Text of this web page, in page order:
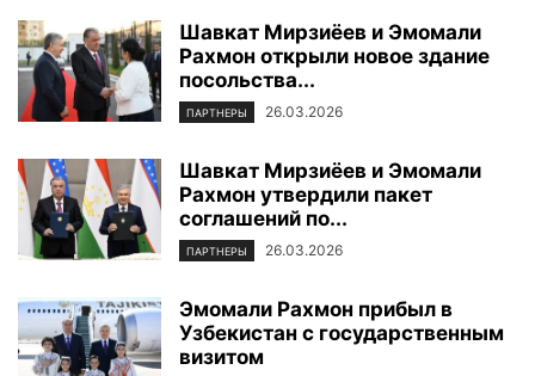
Шавкат Мирзиёев и Эмомали
Рахмон открыли новое здание
посольства...
ПАРТНЕРЫ 26.03.2026
Шавкат Мирзиёев и Эмомали
Рахмон утвердили пакет
соглашений по...
ПАРТНЕРЫ 26.03.2026
Эмомали Рахмон прибыл в
Узбекистан с государственным
визитом